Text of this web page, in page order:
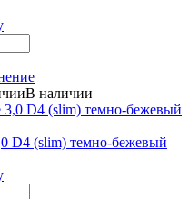
В наличии
D4 (slim) темно-бежевый